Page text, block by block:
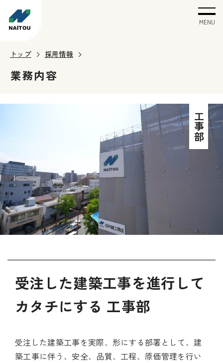
MENU
トップ 採用情報
業務内容
工事部
受注した建築工事を進行して
カタチにする 工事部
受注した建築工事を実際、形にする部署として、建
築工事に伴う、安全、品質、工程、原価管理を行い